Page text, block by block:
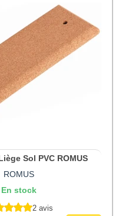
Sol PVC ROMUS
ROMUS
En stock
2 avis